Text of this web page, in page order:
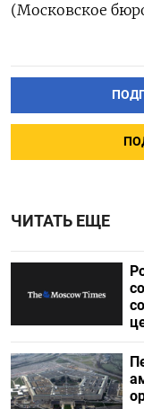
(Московское
ЧИТАТЬ ЕЩЕ